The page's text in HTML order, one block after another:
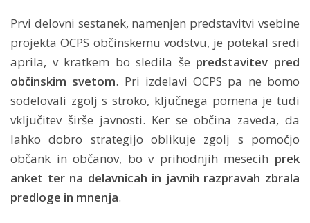
Prvi delovni sestanek, namenjen predstavitvi vsebine
projekta OCPS občinskemu vodstvu, je potekal sredi
aprila, v kratkem bo sledila še predstavitev pred
občinskim svetom. Pri izdelavi OCPS pa ne bomo
sodelovali zgolj s stroko, ključnega pomena je tudi
vključitev širše javnosti. Ker se občina zaveda, da
lahko dobro strategijo oblikuje zgolj s pomočjo
občank in občanov, bo v prihodnjih mesecih prek
anket ter na delavnicah in javnih razpravah zbrala
predloge in mnenja.